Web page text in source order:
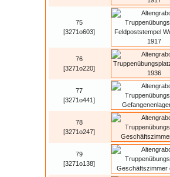
75
[3271o603]
76
[3271o220]
77
[3271o441]
78
[3271o247]
79
[3271o138]